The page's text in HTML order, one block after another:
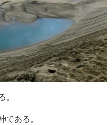
。
である。